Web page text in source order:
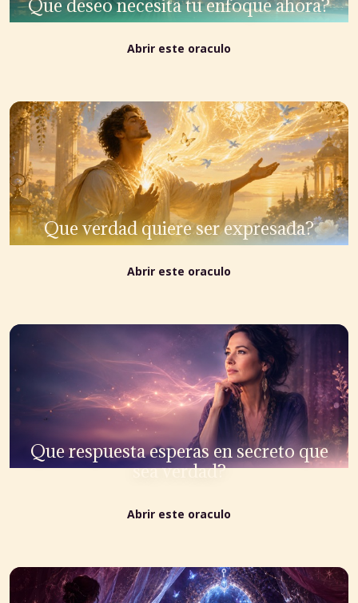
Que deseo necesita tu enfoque ahora?
Abrir este oraculo
Que verdad quiere ser expresada?
Abrir este oraculo
Que respuesta esperas en secreto que
sea verdad?
Abrir este oraculo